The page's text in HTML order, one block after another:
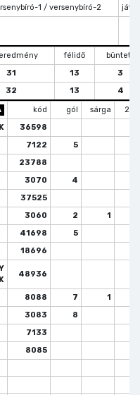
1 / versenybíró-2
félidő
büntető
31 13
3
32 13 4
kód gól sárga
2
K
36598
7122
5
23788
3070
4
37525
3060 2
1
41698
5
18696
K
48936
8088 7
1
3083
8
7133
8085